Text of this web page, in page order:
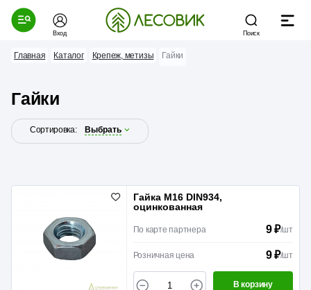
Вход Поиск
Главная Каталог Крепеж, метизы Гайки
Гайки
Сортировка: Выбрать
Гайка М16 DIN934,
оцинкованная
По карте партнера 9 ₽/шт
Розничная цена 9 ₽/шт
В корзину